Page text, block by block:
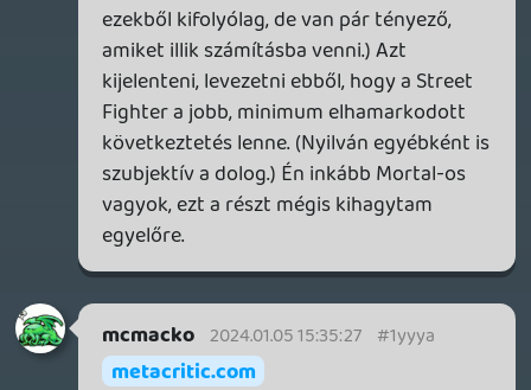
Én is szívesen venném, ha megint havonta
lennének G365 podcastok, de megértem,
ha ez időhiány és egyéb elfoglaltságok
miatt nehezen kivitelezhető. A
negyedévente egy talán már tartható,
akár pl. egy Apucasthez hasonló,
tematikus adással is.
Fieldtom
Köszi, bírtam.
Mackókeszt. 🙂
skiz0 2024.01.02 10:31:48 #1yylw